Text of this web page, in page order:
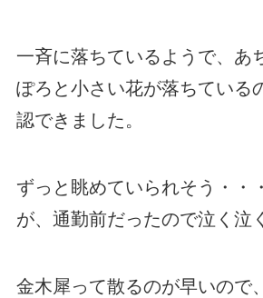
一斉に落ちているようで、あ
ぽろと小さい花が落ちている
認できました。
ずっと眺めていられそう・・
が、通勤前だったので泣く泣
金木犀って散るのが早いので